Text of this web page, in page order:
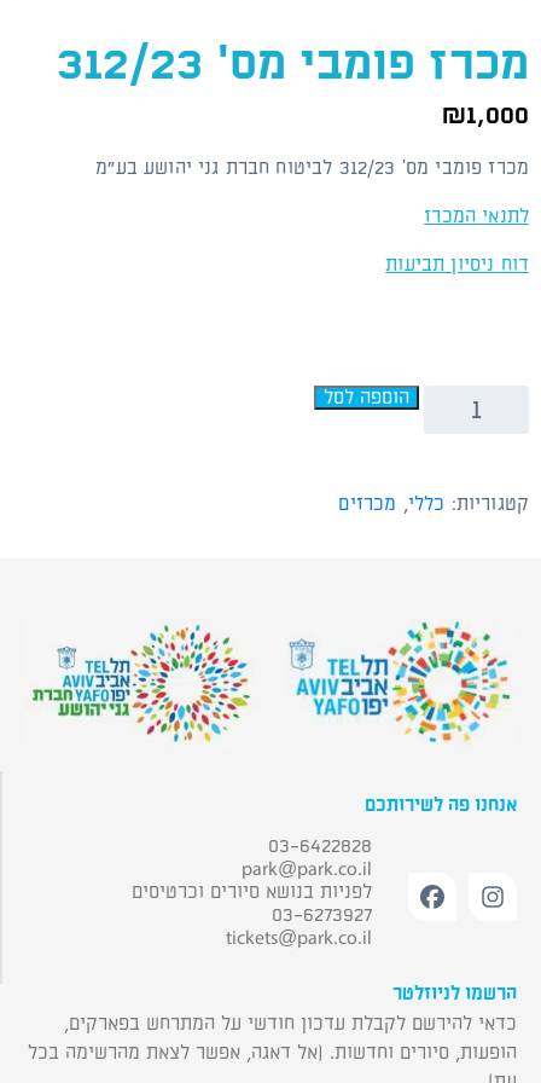
מכרז פומבי מס' 312/23
₪1,000
מכרז פומבי מס' 312/23 לביטוח חברת גני יהושע בע"מ
לתנאי המכרז
דוח ניסיון תביעות
הוספה לסל
קטגוריות: כללי מכרזים
אנחנו פה לשירותכם
03-6422828
park@park.co.il
לפניות בנושא סיורים וכרטיסים
03-6273927
tickets@park.co.il
הרשמו לניוזלטר
כדאי להירשם לקבלת עדכון חודשי על המתרחש בפארקים,
הופעות, סיורים וחדשות. (אל דאגה, אפשר לצאת מהרשימה בכל